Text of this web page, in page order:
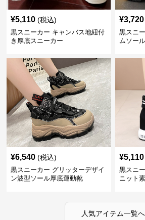
¥5,110 (税込)
黒スニーカー キャンバス地紐付
き厚底スニーカー
¥3,720
黒スニ
ムソー
¥6,540 (税込)
黒スニーカー グリッターデザイ
ン波型ソール厚底運動靴
¥5,110
黒スニ
ニット
人気アイテム一覧へ